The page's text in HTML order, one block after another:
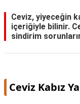
GEZİLECEK
YERLER
Ceviz, yiyeceğin
içeriğiyle bilinir.
sindirim
Ceviz Kabız